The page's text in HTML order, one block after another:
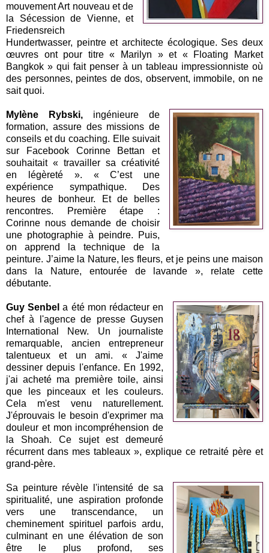
mouvement Art nouveau et de
la Sécession de Vienne, et
Friedensreich
Hundertwasser, peintre et architecte écologique. Ses deux
œuvres ont pour titre « Marilyn » et « Floating Market
Bangkok » qui fait penser à un tableau impressionniste où
des personnes, peintes de dos, observent, immobile, on ne
sait quoi.
Mylène Rybski, ingénieure de
formation, assure des missions de
conseils et du coaching. Elle suivait
sur Facebook Corinne Bettan et
souhaitait « travailler sa créativité
en légèreté ». « C’est une
expérience sympathique. Des
heures de bonheur. Et de belles
rencontres. Première étape :
Corinne nous demande de choisir
une photographie à peindre. Puis,
on apprend la technique de la
peinture. J’aime la Nature, les fleurs, et je peins une maison
dans la Nature, entourée de lavande », relate cette
débutante.
Guy Senbel a été mon rédacteur en
chef à l'agence de presse Guysen
International New. Un journaliste
remarquable, ancien entrepreneur
talentueux et un ami. « J'aime
dessiner depuis l'enfance. En 1992,
j'ai acheté ma première toile, ainsi
que les pinceaux et les couleurs.
Cela m'est venu naturellement.
J'éprouvais le besoin d'exprimer ma
douleur et mon incompréhension de
la Shoah. Ce sujet est demeuré
récurrent dans mes tableaux », explique ce retraité père et
grand-père.
Sa peinture révèle l'intensité de sa
spiritualité, une aspiration profonde
vers une transcendance, un
cheminement spirituel parfois ardu,
culminant en une élévation de son
être le plus profond, ses